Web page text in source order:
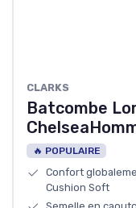
CLARKS
Batcombe
🔥 POPULAIRE
Confort
Cushion Soft